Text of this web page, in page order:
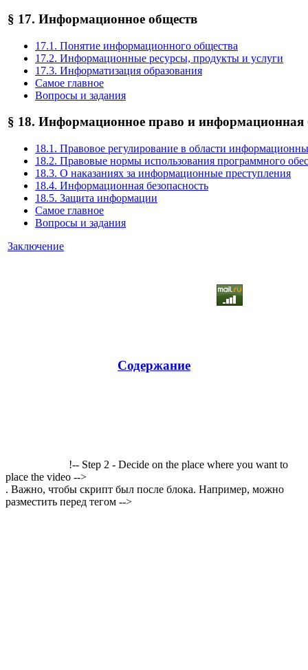
§ 17. Информационное обществ
17.1. Понятие информационного общества
17.2. Информационные ресурсы, продукты и услуги
17.3. Информатизация образования
Самое главное
Вопросы и задания
§ 18. Информационное право и информационная
18.1. Правовое регулирование в области
18.2. Правовые нормы использования программного
18.3. О наказаниях за информационные преступления
18.4. Информационная безопасность
18.5. Защита информации
Самое главное
Вопросы и задания
Заключение
Содержание
!-- Step 2 - Decide on the place where you want to
place the video -->
. Важно, чтобы скрипт был после блока. Например, можно
разместить перед тегом -->